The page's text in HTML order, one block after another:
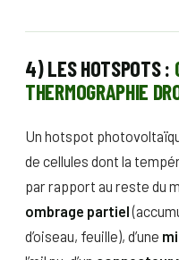
4) LES HOTSPOTS :
THERMOGRAPHIE
Un hotspot
de cellules dont la
par rapport au reste du
ombrage partiel
d’oiseau, feuille), d’une